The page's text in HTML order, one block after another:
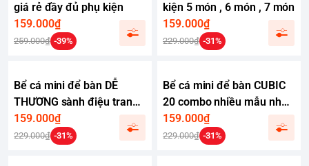
giá rẻ đầy đủ phụ kiện
159.000₫
259.000₫ -39%
kiện 5 món , 6 món , 7 món
159.000₫
229.000₫ -31%
Bể cá mini để bàn DỄ
THƯƠNG sành điệu trang
trí đẹp mắt
159.000₫
229.000₫ -31%
Bể cá mini để bàn CUBIC
20 combo nhiều mẫu nhỏ
xinh phù hợp nuôi cá cảnh
để bàn
159.000₫
229.000₫ -31%